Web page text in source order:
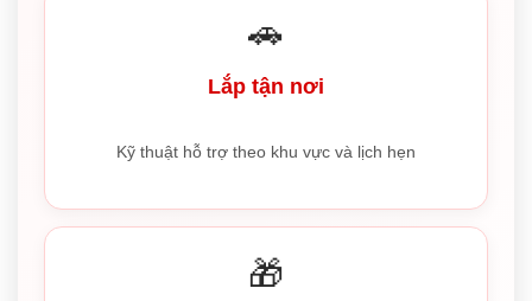
🚗
Lắp tận nơi
Kỹ thuật hỗ trợ theo khu vực và lịch hẹn
🎁